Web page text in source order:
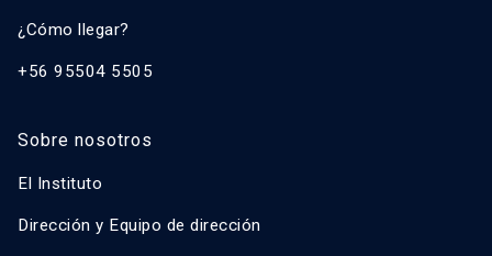
¿Cómo llegar?
+56 95504 5505
Sobre nosotros
El Instituto
Dirección y Equipo de dirección